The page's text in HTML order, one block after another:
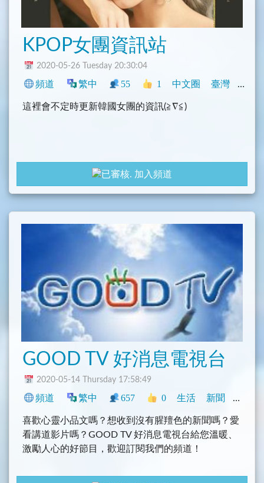
KPOP女團資訊站
2020-05-26 Tuesday 20:30:04
頻道 繁中 55 1 中文圈 臺灣 興趣
這裡會不定時更新韓國女團的資訊(≧∇≦)
加入頻道
GOOD TV 好消息電視台
2020-05-14 Thursday 17:58:49
頻道 繁中 657 0 生活 新聞 臺灣
喜歡心靈小品文嗎？想收到沒有腥羶色的新聞嗎？愛
看講道影片嗎？GOOD TV 好消息電視台給您溫暖、
激勵人心的好節目，歡迎訂閱我們的頻道！